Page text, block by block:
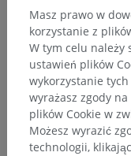
POBIERZ APLIKACJĘ
Masz prawo w
korzystanie z
W tym celu należy
ustawień plików
wykorzystanie
wyrażasz zgody
plików Cookie w
Możesz wyrazić
technologii,